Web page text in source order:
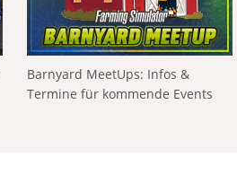
Barnyard MeetUps: Infos &
Termine für kommende Events